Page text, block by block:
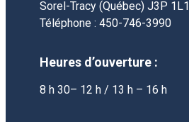
Sorel-Tracy (Québec) J3P 1L1
Téléphone : 450-746-3990
Heures d’ouverture :
8 h 30– 12 h / 13 h – 16 h